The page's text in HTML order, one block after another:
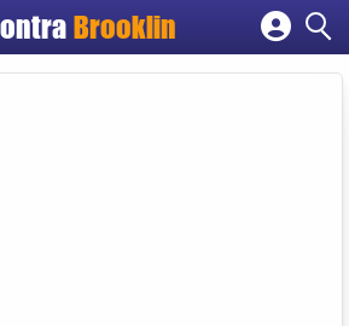
Brooklin
Cadastrar empresa